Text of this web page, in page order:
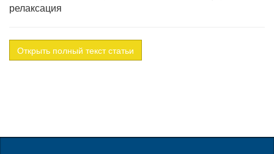
релаксация
Открыть полный текст статьи